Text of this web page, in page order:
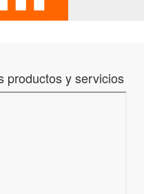
productos y servicios